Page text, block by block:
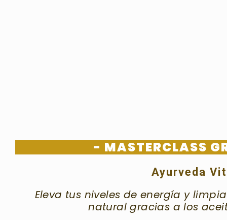
- MASTERCLASS
Ayurveda
Eleva tus niveles de energía y
natural gracias a los